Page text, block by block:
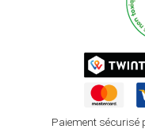
Paiement sécurisé